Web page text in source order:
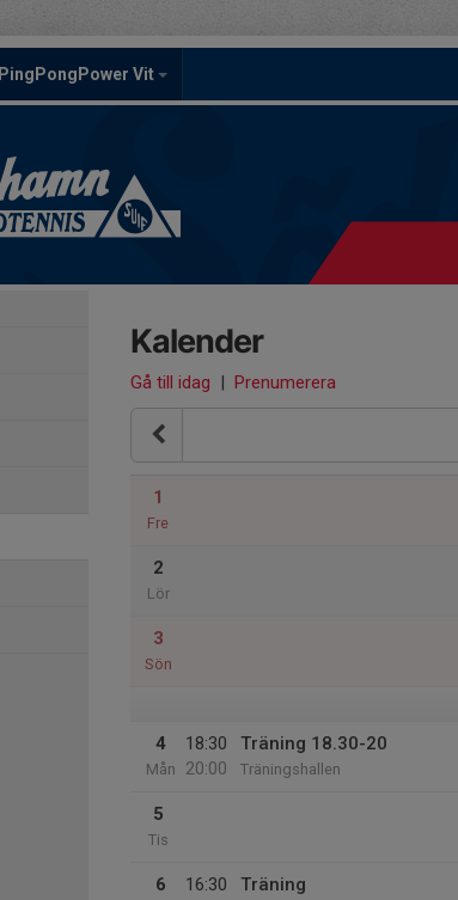
PingPongPower Vit
Kalender
Gå till idag | Prenumerera
1
Fre
2
Lör
3
Sön
4
Mån
18:30
20:00
Träning 18.30-20
Träningshallen
5
Tis
6
16:30
Träning